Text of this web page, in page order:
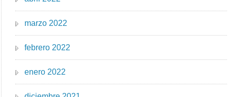
marzo 2022
febrero 2022
enero 2022